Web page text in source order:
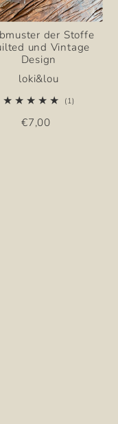
der Stoffe
und Vintage
Design
loki&lou
€7,00